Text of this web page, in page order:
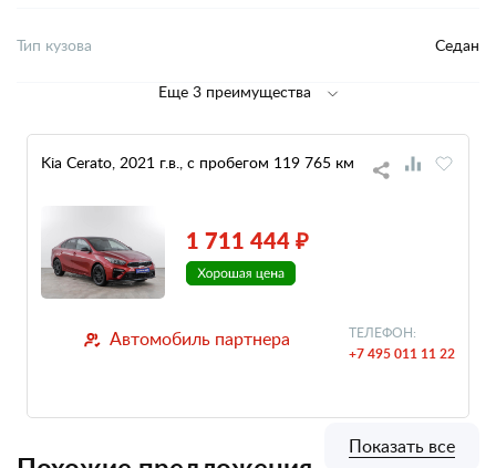
Тип кузова Седан
Еще 3 преимущества
Kia Cerato, 2021 г.в., с пробегом 119 765 км
1 711 444 ₽
Автомобиль партнера ТЕЛЕФОН:
+7 495 011 11 22
Показать все